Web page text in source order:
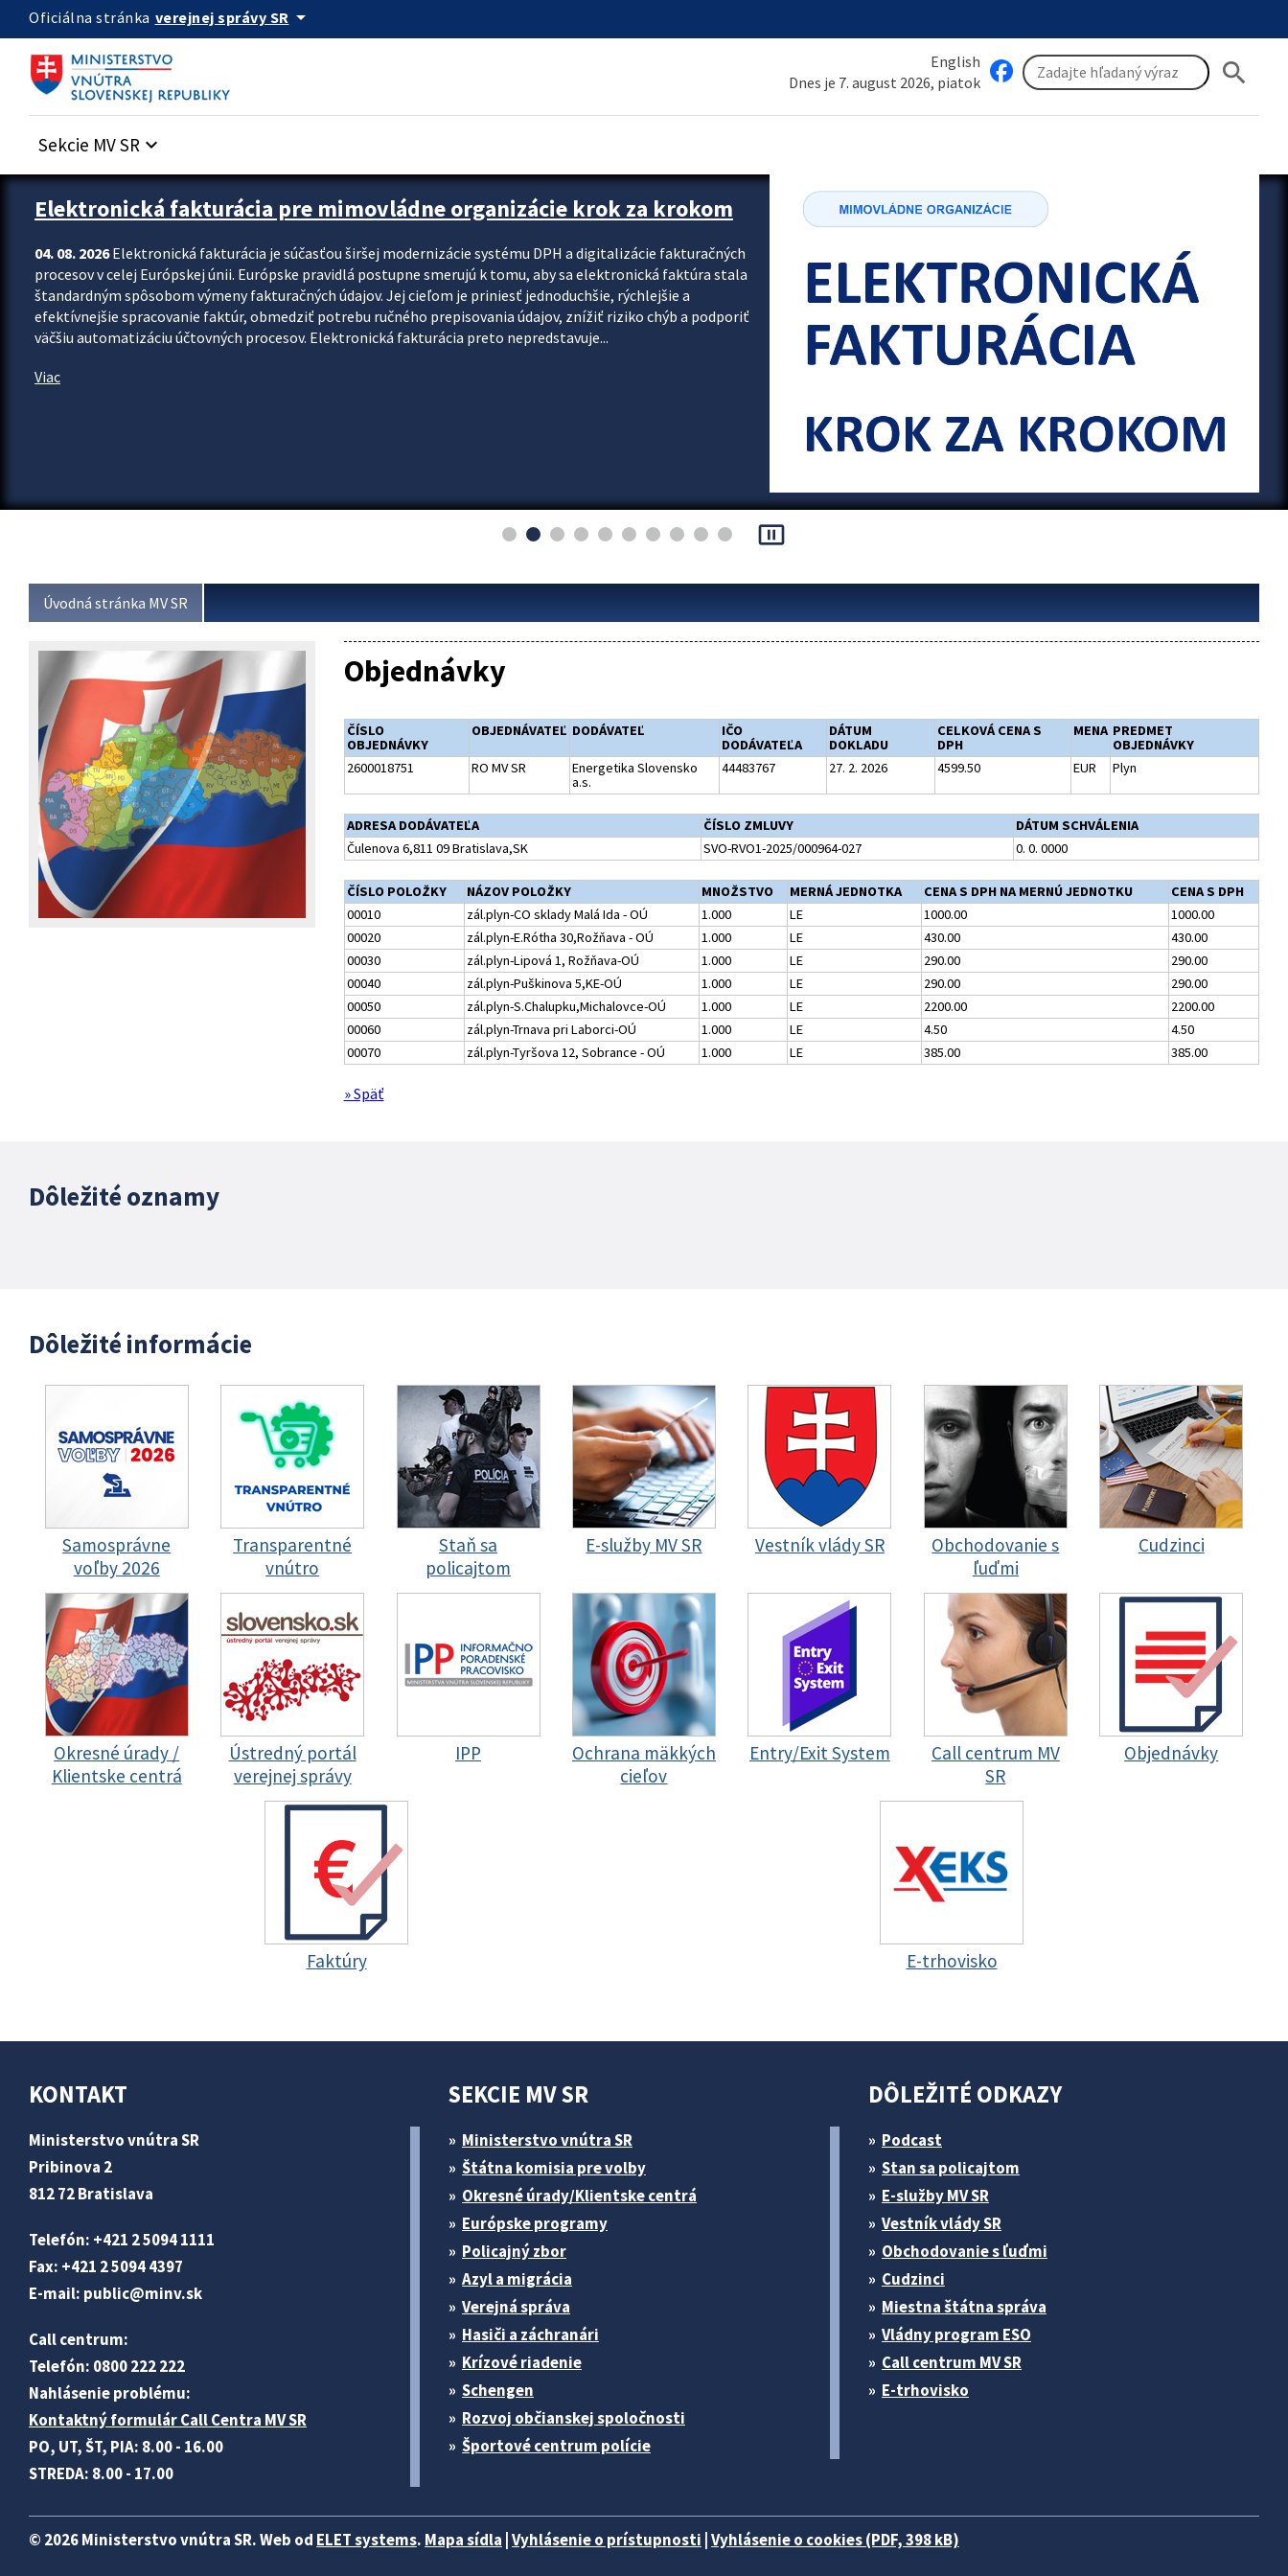
Preskocit na hlavný obsah
Oficiálna stránka verejnej správy SR arrow_drop_down
English
Dnes je 7. august 2026, piatok
search
Sekcie MV SR keyboard_arrow_down
Zastavit automatický posun upútavok
Elektronická fakturácia pre mimovládne organizácie krok za krokom
04. 08. 2026Elektronická fakturácia je súčasťou širšej modernizácie systému DPH a digitalizácie fakturačných
procesov v celej Európskej únii. Európske pravidlá postupne smerujú k tomu, aby sa elektronická faktúra stala
štandardným spôsobom výmeny fakturačných údajov. Jej cieľom je priniesť jednoduchšie, rýchlejšie a
efektívnejšie spracovanie faktúr, obmedziť potrebu ručného prepisovania údajov, znížiť riziko chýb a podporiť
väčšiu automatizáciu účtovných procesov. Elektronická fakturácia preto nepredstavuje...
Viac
pause_presentation
Úvodná stránka MV SR
Objednávky
ČÍSLO
OBJEDNÁVKY
OBJEDNÁVATEĽ DODÁVATEĽ
IČO
DODÁVATEĽA
DÁTUM
DOKLADU
CELKOVÁ CENA S
DPH
MENA PREDMET
OBJEDNÁVKY
2600018751
RO MV SR
Energetika Slovensko
a.s.
44483767 27. 2. 2026 4599.50 EUR Plyn
ADRESA DODÁVATEĽA ČÍSLO ZMLUVY
DÁTUM SCHVÁLENIA
Čulenova 6,811 09 Bratislava,SK
SVO-RVO1-2025/000964-027 0. 0. 0000
ČÍSLO POLOŽKY NÁZOV POLOŽKY MNOŽSTVO MERNÁ JEDNOTKA CENA S DPH NA MERNÚ JEDNOTKU
CENA S DPH
00010
zál.plyn-CO sklady Malá Ida - OÚ 1.000 LE 1000.00
1000.00
00020
zál.plyn-E.Rótha 30,Rožňava - OÚ 1.000 LE 430.00
430.00
00030
zál.plyn-Lipová 1, Rožňava-OÚ 1.000 LE 290.00
290.00
00040
zál.plyn-Puškinova 5,KE-OÚ 1.000 LE 290.00
290.00
00050
zál.plyn-S.Chalupku,Michalovce-OÚ 1.000 LE 2200.00
2200.00
00060
zál.plyn-Trnava pri Laborci-OÚ 1.000 LE 4.50
4.50
00070
zál.plyn-Tyršova 12, Sobrance - OÚ 1.000 LE 385.00 385.00
» Späť
Dôležité oznamy
Dôležité informácie
Samosprávne
voľby 2026
Transparentné
vnútro
Staň sa
policajtom
E-služby MV SR Vestník vlády SR
Obchodovanie s
ľuďmi
Cudzinci
Okresné úrady /
Klientske centrá
Ústredný portál
verejnej správy
IPP
Ochrana mäkkých
cieľov
Entry/Exit System
Call centrum MV
SR
Objednávky
Faktúry E-trhovisko
KONTAKT
Ministerstvo vnútra SR
Pribinova 2
812 72 Bratislava
Telefón: +421 2 5094 1111
Fax: +421 2 5094 4397
E-mail: public@minv.sk
Call centrum:
Telefón: 0800 222 222
Nahlásenie problému:
Kontaktný formulár Call Centra MV SR
PO, UT, ŠT, PIA: 8.00 - 16.00
STREDA: 8.00 - 17.00
SEKCIE MV SR
Ministerstvo vnútra SR
Štátna komisia pre volby
Okresné úrady/Klientske centrá
Európske programy
Policajný zbor
Azyl a migrácia
Verejná správa
Hasiči a záchranári
Krízové riadenie
Schengen
Rozvoj občianskej spoločnosti
Športové centrum polície
DÔLEŽITÉ ODKAZY
Podcast
Stan sa policajtom
E-služby MV SR
Vestník vlády SR
Obchodovanie s ľuďmi
Cudzinci
Miestna štátna správa
Vládny program ESO
Call centrum MV SR
E-trhovisko
© 2026 Ministerstvo vnútra SR. Web od ELET systems. Mapa sídla Vyhlásenie o prístupnosti Vyhlásenie o cookies (PDF, 398 kB)